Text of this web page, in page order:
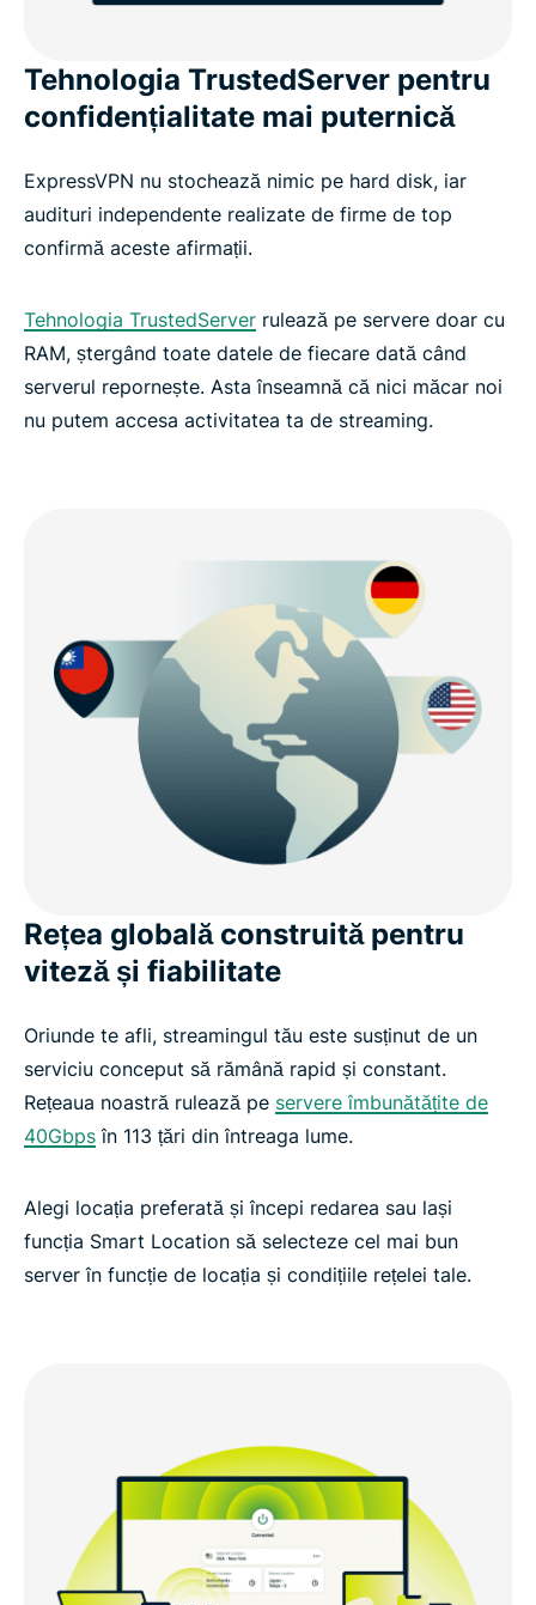
Tehnologia TrustedServer pentru
confidențialitate mai puternică
ExpressVPN nu stochează nimic pe hard disk, iar
audituri independente realizate de firme de top
confirmă aceste afirmații.
Tehnologia TrustedServer rulează pe servere doar cu
RAM, ștergând toate datele de fiecare dată când
serverul repornește. Asta înseamnă că nici măcar noi
nu putem accesa activitatea ta de streaming.
Rețea globală construită pentru
viteză și fiabilitate
Oriunde te afli, streamingul tău este susținut de un
serviciu conceput să rămână rapid și constant.
Rețeaua noastră rulează pe servere îmbunătățite de
40Gbps în 113 țări din întreaga lume.
Alegi locația preferată și începi redarea sau lași
funcția Smart Location să selecteze cel mai bun
server în funcție de locația și condițiile rețelei tale.